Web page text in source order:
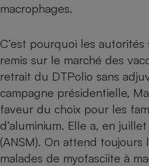
macrophages.
C’est pourquoi les
remis sur le marché des
retrait du DTPolio sans
campagne présidentielle,
faveur du choix pour les
d’aluminium. Elle a, en
(ANSM). On attend toujours
malades de myofasciite à